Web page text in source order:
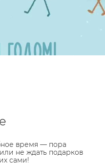
время — пора
не ждать подарков
сами!